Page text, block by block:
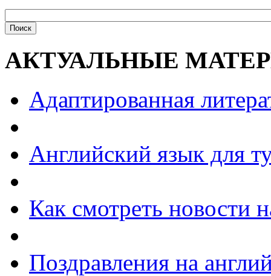
АКТУАЛЬНЫЕ
Адаптированная
Английский язык для
Как смотреть новости
Поздравления на